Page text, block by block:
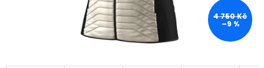
4 750 Kč
–9 %